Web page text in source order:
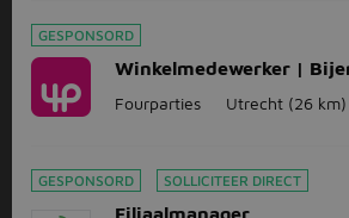
GESPONSORD
Winkelmedewerker |
Fourparties Utrecht (26 km)
GESPONSORD SOLLICITEER DIRECT
Filiaalmanager